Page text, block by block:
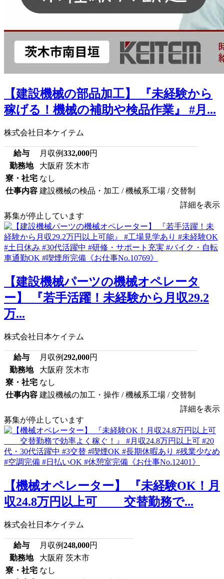
【建設機械の部品加工】 『未経験から
稼げる！機械の補助や検品作業』 #月...
株式会社日本ケイテム
給与 月収例332,000円
勤務地
大阪府 茨木市
寮・社宅 なし
仕事内容 建設機械の検品・加工 / 機械系工場 / 交替制
詳細を表示
募集が停止しています
【建設機械パーツの機械オペレータ
ー】 『若手活躍！未経験から月収29.2
万...
株式会社日本ケイテム
給与 月収例292,000円
勤務地
大阪府 茨木市
寮・社宅 なし
仕事内容 建設機械の加工・操作 / 機械系工場 / 交替制
詳細を表示
募集が停止しています
【機械オペレーター】 『未経験OK！月
収24.8万円以上可 交替勤務で...
株式会社日本ケイテム
給与 月収例248,000円
勤務地
大阪府 茨木市
寮・社宅 なし